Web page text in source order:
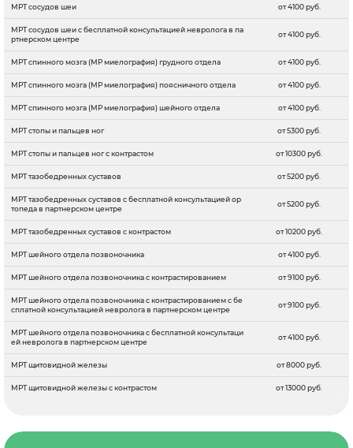
МРТ сосудов шеи от 4100 руб.
МРТ сосудов шеи с бесплатной консультацией невролога в па
ртнерском центре
от 4100 руб.
МРТ спинного мозга (МР миелография) грудного отдела от 4100 руб.
МРТ спинного мозга (МР миелография) поясничного отдела от 4100 руб.
МРТ спинного мозга (МР миелография) шейного отдела от 4100 руб.
МРТ стопы и пальцев ног от 5300 руб.
МРТ стопы и пальцев ног с контрастом от 10300 руб.
МРТ тазобедренных суставов от 5200 руб.
МРТ тазобедренных суставов с бесплатной консультацией ор
топеда в партнерском центре
от 5200 руб.
МРТ тазобедренных суставов с контрастом от 10200 руб.
МРТ шейного отдела позвоночника от 4100 руб.
МРТ шейного отдела позвоночника c контрастированием от 9100 руб.
МРТ шейного отдела позвоночника c контрастированием с бе
сплатной консультацией невролога в партнерском центре
от 9100 руб.
МРТ шейного отдела позвоночника с бесплатной консультаци
ей невролога в партнерском центре
от 4100 руб.
МРТ щитовидной железы от 8000 руб.
МРТ щитовидной железы с контрастом от 13000 руб.